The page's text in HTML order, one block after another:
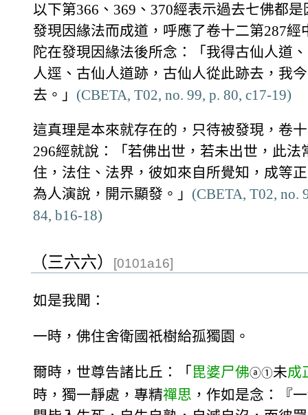
以下第366、369、370經表示過去七佛都是
發現因緣法而成道，呼應了卷十二第287經
陀在發現因緣法後所念：「我得古仙人道
人逕、古仙人道跡，古仙人從此跡去，我
去。」 (CBETA, T02, no. 99, p. 80, c17-19)
這真理是本來就存在的，只待被發現，卷
296經就說：「若佛出世，若未出世，此法
住，法住、法界，彼如來自所覺知，成等
為人演說，開示顯發。」 (CBETA, T02, no.
84, b16-18)
（三六六） [0101a16]
如是我聞：
一時，佛住舍衛國祇樹給孤獨園。
爾時，世尊告諸比丘：「 毘婆尸佛ⓐ①未成
時，獨一靜處，專精禪思 ，作如是念：『